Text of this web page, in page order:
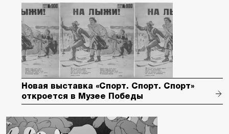
Новая выставка «Спорт. Спорт. Спорт»
откроется в Музее Победы